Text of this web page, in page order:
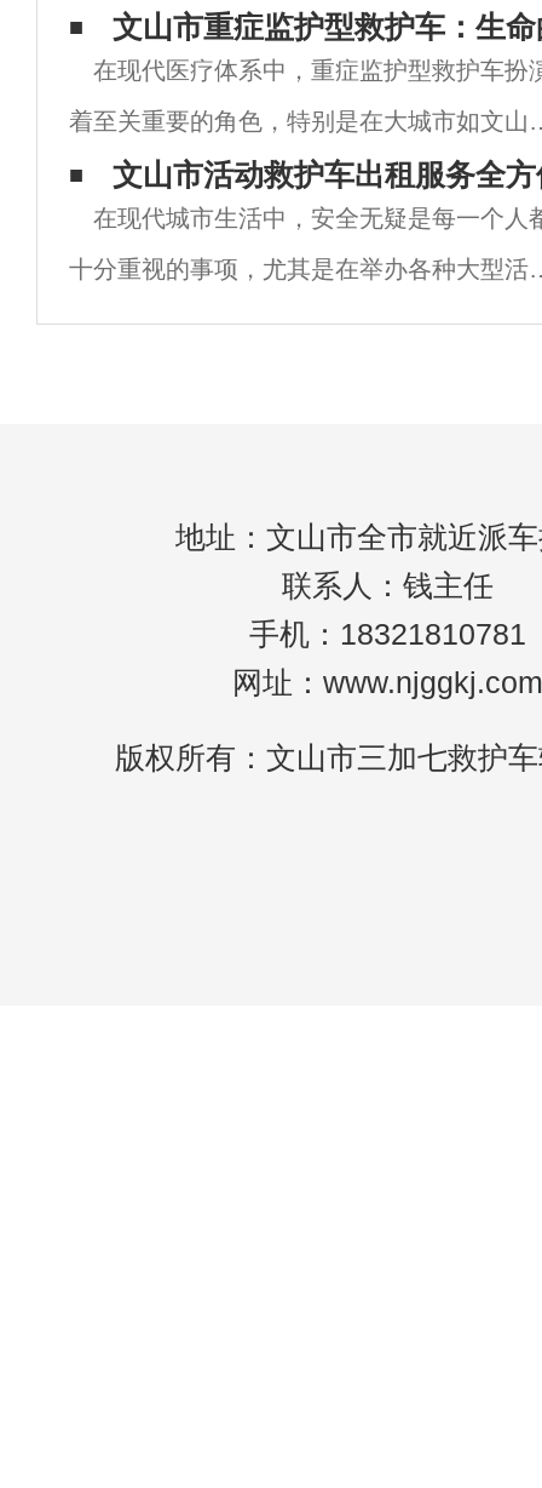
尤为迫切。救护车作为医疗急救的重要工具
它的运营与出租服务直接关乎到市民的生命
全与健康。因此，文山市救护车出租服务应
而生，
文山市重症监护型救护车：生
在现代医疗体系中，重症监护型救护车扮
着至关重要的角色，特别是在大城市如文山
这样的人口稠密区域。随着城市的发展与人
的增加，突发的重大疾病与意外事故层出不
穷，重症监护型救护车的需求日益增强。本
将深入
文山市活动救护车出租服务全
在现代城市生活中，安全无疑是每一个人
十分重视的事项，尤其是在举办各种大型活
时，医疗保障更是重中之重。文山市作为中
地址：文山市全市就近派
联系人：钱主任
手机：18321810781
网址：www.njggkj.com
版权所有：文山市三加七救护